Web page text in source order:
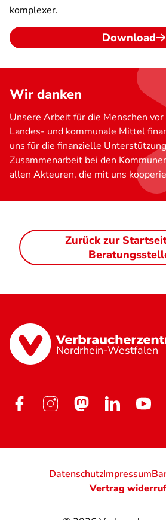
komplexer.
Download
Wir danken
Unsere Arbeit für die Menschen
Landes- und kommunale Mittel
uns für die finanzielle
Zusammenarbeit bei den
allen Akteuren, die mit uns
Zurück zur
Nordrhein-Westfalen
DatenschutzImpressum
Vertrag